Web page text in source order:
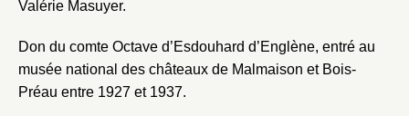
Valérie Masuyer.
Don du comte Octave d’Esdouhard d’Englène, entré au
musée national des châteaux de Malmaison et Bois-
Préau entre 1927 et 1937.
Vous avez oublié votre mot de passe ?